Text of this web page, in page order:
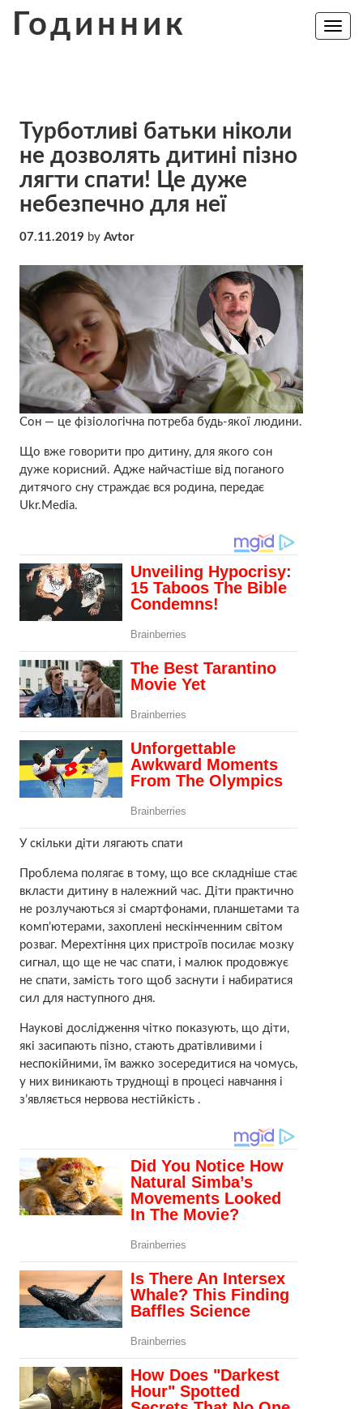
Годинник
Toggle
Турботливі батьки ніколи
не дозволять дитині пізно
лягти спати! Це дуже
небезпечно для неї
07.11.2019 by Avtor
Сон — це фізіологічна потреба будь-якої людини.
Що вже говорити про дитину, для якого сон
дуже корисний. Адже найчастіше від поганого
дитячого сну страждає вся родина, передає
Ukr.Media.
У скільки діти лягають спати
Проблема полягає в тому, що все складніше стає
вкласти дитину в належний час. Діти практично
не розлучаються зі смартфонами, планшетами та
комп’ютерами, захоплені нескінченним світом
розваг. Мерехтіння цих пристроїв посилає мозку
сигнал, що ще не час спати, і малюк продовжує
не спати, замість того щоб заснути і набиратися
сил для наступного дня.
Наукові дослідження чітко показують, що діти,
які засипають пізно, стають дратівливими і
неспокійними, їм важко зосередитися на чомусь,
у них виникають труднощі в процесі навчання і
з’являється нервова нестійкість .